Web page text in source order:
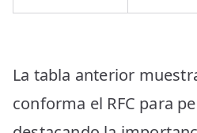
La tabla anterior
conforma el RFC para